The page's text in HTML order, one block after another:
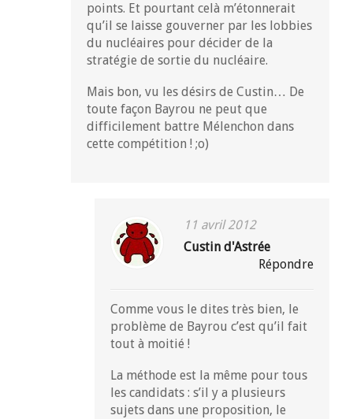
points. Et pourtant celà m’étonnerait
qu’il se laisse gouverner par les lobbies
du nucléaires pour décider de la
stratégie de sortie du nucléaire.
Mais bon, vu les désirs de Custin… De
toute façon Bayrou ne peut que
difficilement battre Mélenchon dans
cette compétition ! ;o)
11 avril 2012
Custin d'Astrée
Répondre
Comme vous le dites très bien, le
problème de Bayrou c’est qu’il fait
tout à moitié !
La méthode est la même pour tous
les candidats : s’il y a plusieurs
sujets dans une proposition, le